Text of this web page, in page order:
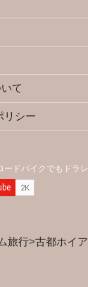
て
リシー
旅行>古都ホイ